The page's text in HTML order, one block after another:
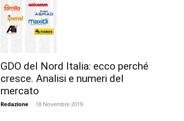
GDO del Nord Italia: ecco perché
cresce. Analisi e numeri del
mercato
Redazione - 18 Novembre 2019